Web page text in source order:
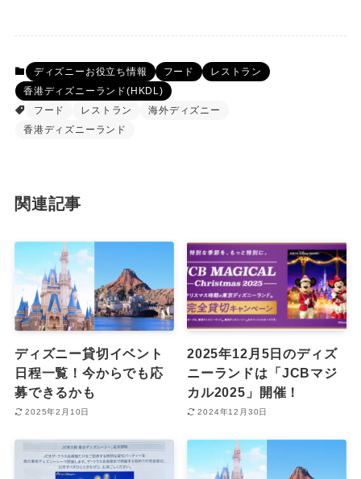
ディズニーお役立ち情報 フード
レストラン
香港ディズニーランド(HKDL)
フード
レストラン
海外ディズニー
香港ディズニーランド
関連記事
ディズニー貸切イベント
日程一覧！今からでも応
募できるかも
2025年2月10日
2025年12月5日のディズ
ニーランドは「JCBマジ
カル2025」開催！
2024年12月30日